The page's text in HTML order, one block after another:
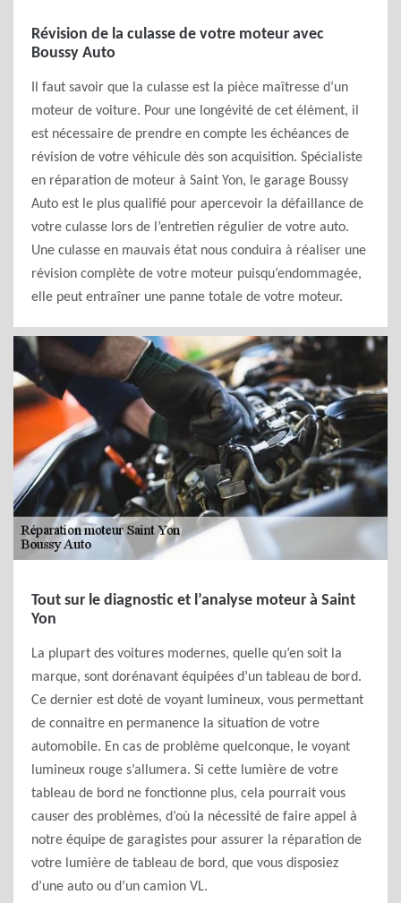
Révision de la culasse de votre moteur avec
Boussy Auto
Il faut savoir que la culasse est la pièce maîtresse d’un
moteur de voiture. Pour une longévité de cet élément, il
est nécessaire de prendre en compte les échéances de
révision de votre véhicule dès son acquisition. Spécialiste
en réparation de moteur à Saint Yon, le garage Boussy
Auto est le plus qualifié pour apercevoir la défaillance de
votre culasse lors de l’entretien régulier de votre auto.
Une culasse en mauvais état nous conduira à réaliser une
révision complète de votre moteur puisqu’endommagée,
elle peut entraîner une panne totale de votre moteur.
Tout sur le diagnostic et l’analyse moteur à Saint
Yon
La plupart des voitures modernes, quelle qu’en soit la
marque, sont dorénavant équipées d’un tableau de bord.
Ce dernier est doté de voyant lumineux, vous permettant
de connaitre en permanence la situation de votre
automobile. En cas de problème quelconque, le voyant
lumineux rouge s’allumera. Si cette lumière de votre
tableau de bord ne fonctionne plus, cela pourrait vous
causer des problèmes, d’où la nécessité de faire appel à
notre équipe de garagistes pour assurer la réparation de
votre lumière de tableau de bord, que vous disposiez
d’une auto ou d’un camion VL.